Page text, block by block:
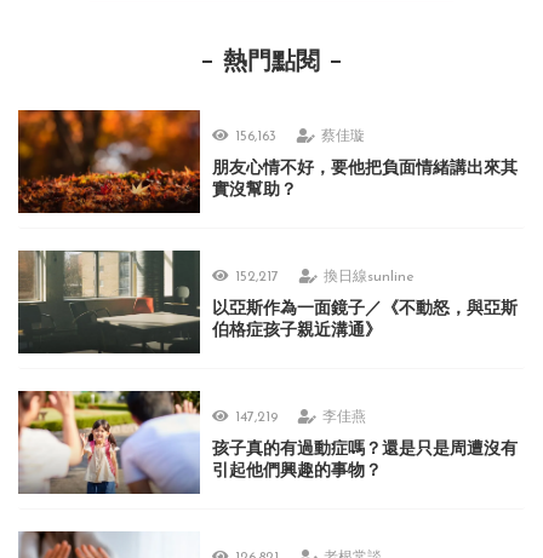
熱門點閱
156,163 蔡佳璇
朋友心情不好，要他把負面情緒講出來其
實沒幫助？
152,217 換日線sunline
以亞斯作為一面鏡子／《不動怒，與亞斯
伯格症孩子親近溝通》
147,219 李佳燕
孩子真的有過動症嗎？還是只是周遭沒有
引起他們興趣的事物？